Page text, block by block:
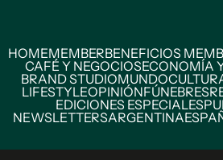
HOMEMEMBERBENEFICIOS
CAFÉ Y NEGOCIOSECONOMÍA
BRAND STUDIOMUNDO
LIFESTYLEOPINIÓNFÚNEBRES
EDICIONES ESPECIALES
NEWSLETTERSARGENTINA